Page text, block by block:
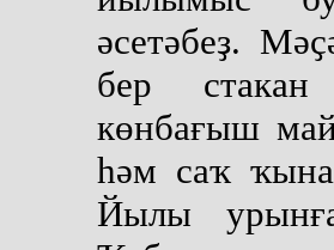
әсетәбеҙ.
бер
көнбағыш
һәм саҡ
Йылы